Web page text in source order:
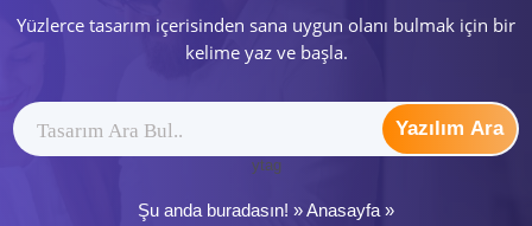
Yüzlerce tasarım içerisinden sana uygun olanı bulmak için bir
kelime yaz ve başla.
Yazılım Ara
ytag
Şu anda buradasın! »Anasayfa »